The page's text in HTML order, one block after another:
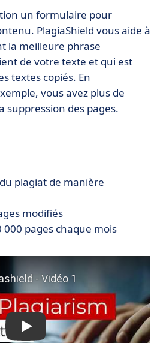
un formulaire pour
PlagiaShield vous aide à
la meilleure phrase
de votre texte et qui est
textes copiés. En
vous avez plus de
suppression des pages.
plagiat de manière
modifiés
000 pages chaque mois